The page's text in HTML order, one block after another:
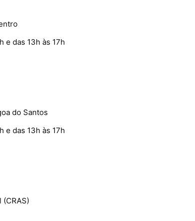
e das 13h às 17h
do Santos
e das 13h às 17h